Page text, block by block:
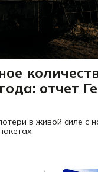
отчет
в живой силе с